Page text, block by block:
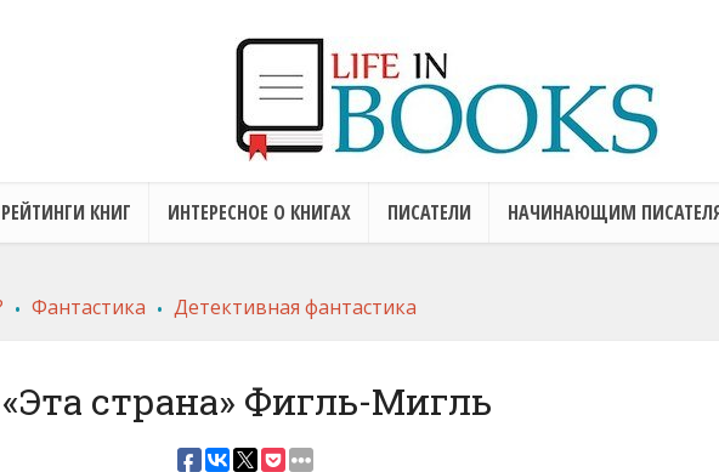
РЕЙТИНГИ КНИГ ИНТЕРЕСНОЕ О КНИГАХ ПИСАТЕЛИ НАЧИНАЮЩИМ
. Фантастика . Детективная фантастика
«Эта страна» Фигль-Мигль